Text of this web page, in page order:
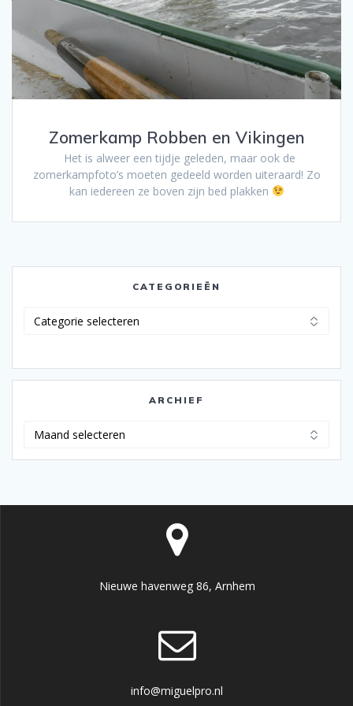
Zomerkamp Robben en Vikingen
Het is alweer een tijdje geleden, maar ook de
zomerkampfoto’s moeten gedeeld worden uiteraard! Zo
kan iedereen ze boven zijn bed plakken
CATEGORIEËN
ARCHIEF
Nieuwe havenweg 86, Arnhem
info@miguelpro.nl